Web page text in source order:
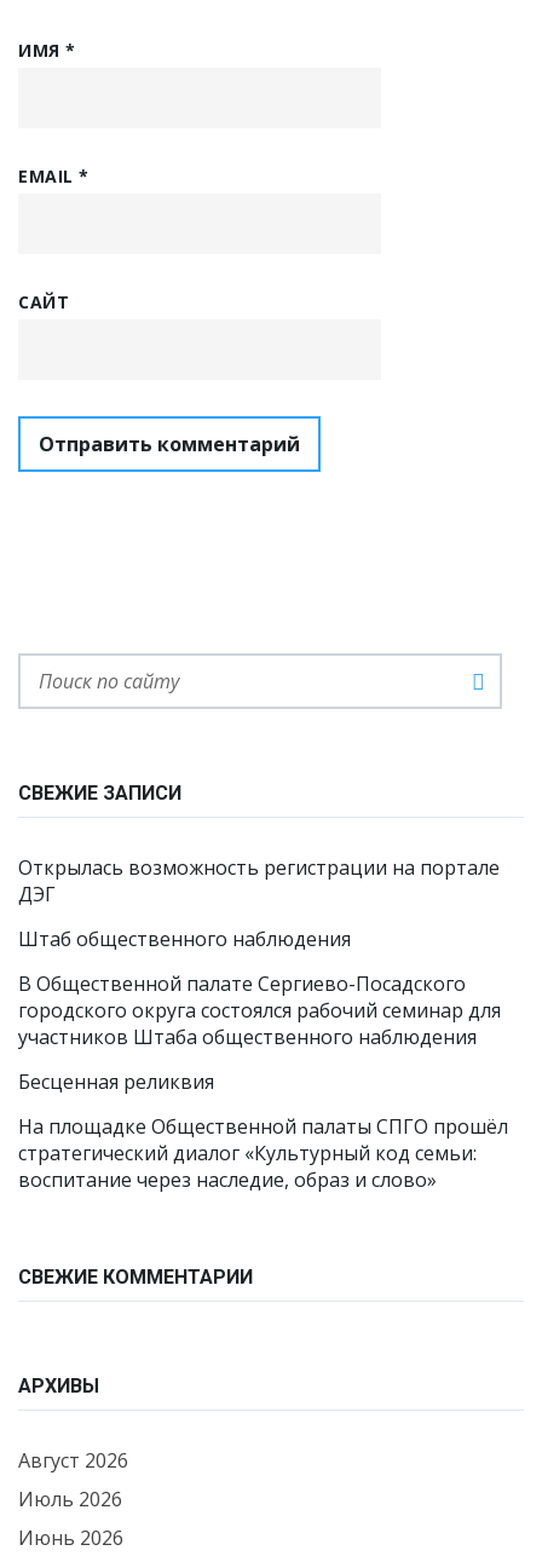
ИМЯ*
EMAIL*
САЙТ
СВЕЖИЕ ЗАПИСИ
Открылась возможность регистрации на портале
ДЭГ
Штаб общественного наблюдения
В Общественной палате Сергиево-Посадского
городского округа состоялся рабочий семинар для
участников Штаба общественного наблюдения
Бесценная реликвия
На площадке Общественной палаты СПГО прошёл
стратегический диалог «Культурный код семьи:
воспитание через наследие, образ и слово»
СВЕЖИЕ КОММЕНТАРИИ
АРХИВЫ
Август 2026
Июль 2026
Июнь 2026